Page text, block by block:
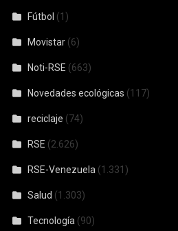
Fútbol (1)
Movistar (6)
Noti-RSE (663)
Novedades ecológicas (117)
reciclaje (74)
RSE (2.626)
RSE-Venezuela (1.331)
Salud (1.303)
Tecnología (90)